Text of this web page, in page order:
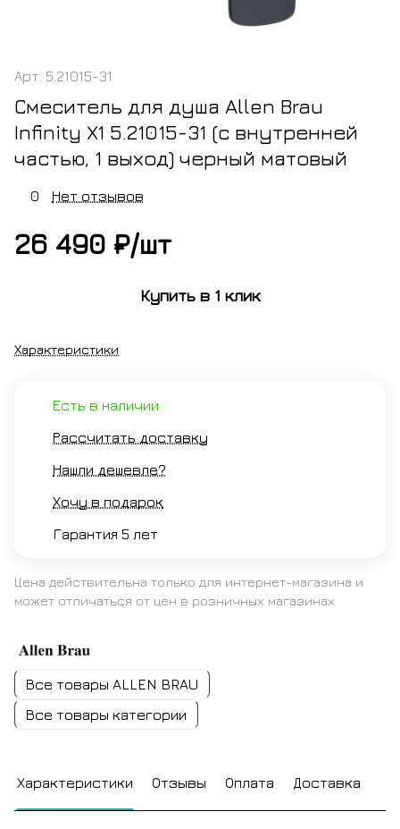
Арт. 5.21015-31
Смеситель для душа Allen Brau
Infinity X1 5.21015-31 (с внутренней
частью, 1 выход) черный матовый
0 Нет отзывов
26 490 ₽/шт
Купить в 1 клик
Характеристики
Есть в наличии
Рассчитать доставку
Нашли дешевле?
Хочу в подарок
Гарантия 5 лет
Цена действительна только для интернет-магазина и
может отличаться от цен в розничных магазинах
Все товары ALLEN BRAU
Все товары категории
Характеристики Отзывы Оплата Доставка